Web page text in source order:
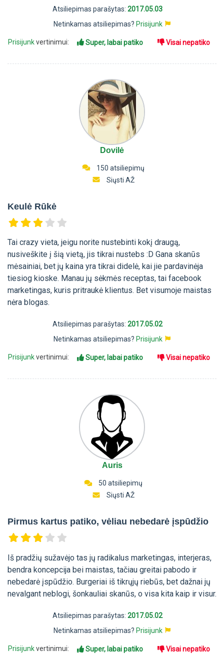
Atsiliepimas parašytas: 2017.05.03
Netinkamas atsiliepimas? Prisijunk
Prisijunkvertinimui: Super, labai patiko Visai nepatiko
Dovilė
150 atsiliepimų
Siųsti AŽ
Keulė Rūkė
Tai crazy vieta, jeigu norite nustebinti kokį draugą,
nusiveškite į šią vietą, jis tikrai nustebs :D Gana skanūs
mėsainiai, bet jų kaina yra tikrai didelė, kai jie pardavinėja
tiesiog kioske. Manau jų sėkmės receptas, tai facebook
marketingas, kuris pritraukė klientus. Bet visumoje maistas
nėra blogas.
Atsiliepimas parašytas: 2017.05.02
Netinkamas atsiliepimas? Prisijunk
Prisijunkvertinimui: Super, labai patiko Visai nepatiko
Auris
50 atsiliepimų
Siųsti AŽ
Pirmus kartus patiko, vėliau nebedarė įspūdžio
Iš pradžių sužavėjo tas jų radikalus marketingas, interjeras,
bendra koncepcija bei maistas, tačiau greitai pabodo ir
nebedarė įspūdžio. Burgeriai iš tikrųjų riebūs, bet dažnai jų
nevalgant neblogi, šonkauliai skanūs, o visa kita kaip ir visur.
Atsiliepimas parašytas: 2017.05.02
Netinkamas atsiliepimas? Prisijunk
Prisijunkvertinimui: Super, labai patiko Visai nepatiko